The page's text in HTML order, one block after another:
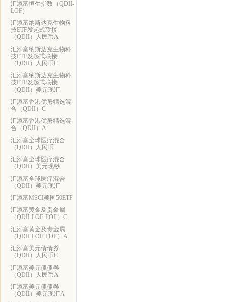
汇添富恒生指数（QDII-
LOF）
汇添富纳斯达克生物科
技ETF发起式联接
（QDII）人民币A
汇添富纳斯达克生物科
技ETF发起式联接
（QDII）人民币C
汇添富纳斯达克生物科
技ETF发起式联接
（QDII）美元现汇
汇添富香港优势精选混
合（QDII）C
汇添富香港优势精选混
合（QDII）A
汇添富全球医疗混合
（QDII）人民币
汇添富全球医疗混合
（QDII）美元现钞
汇添富全球医疗混合
（QDII）美元现汇
汇添富MSCI美国50ETF
汇添富黄金及贵金属
（QDII-LOF-FOF）C
汇添富黄金及贵金属
（QDII-LOF-FOF）A
汇添富美元债债券
（QDII）人民币C
汇添富美元债债券
（QDII）人民币A
汇添富美元债债券
（QDII）美元现汇A